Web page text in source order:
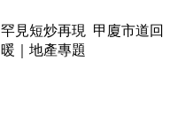
罕見短炒再現 甲廈市道回
暖｜地產專題